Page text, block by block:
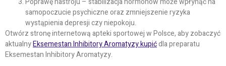
samopoczucie psychiczne oraz zmniejszenie ryzyka
wystąpienia depresji czy niepokoju.
Otwórz stronę internetową apteki sportowej w Polsce, aby zobaczyć
aktualnyEksemestan Inhibitory Aromatyzy kupićdla preparatu
Eksemestan Inhibitory Aromatyzy.